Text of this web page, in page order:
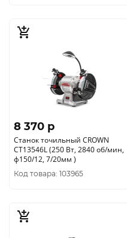
8 370 p
Станок точильный CROWN
CT13546L (250 Вт, 2840 об/мин,
ф150/12, 7/20мм )
Код товара: 103965